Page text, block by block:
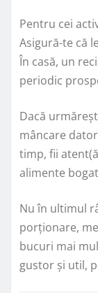
Pentru cei
Asigură-te că
În casă, un
periodic
Dacă
mâncare
timp, fii
alimente
Nu în ultimul
porționare,
bucuri mai
gustor și util,